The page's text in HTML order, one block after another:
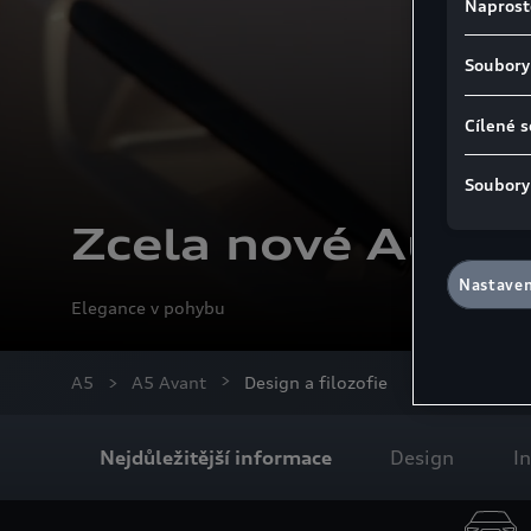
Zcela nové Audi
Elegance v pohybu
A5 A5 Avant Design a filozofie
Nejdůležitější informace Design
vyplývat
mohou
osobních
ukládání
GDPR
souborů
naleznete
Cílené